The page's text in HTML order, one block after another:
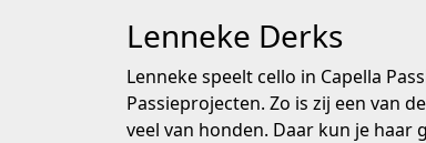
Lenneke Derks
Lenneke speelt cello in Capella
Passieprojecten. Zo is zij een van
veel van honden. Daar kun je haar